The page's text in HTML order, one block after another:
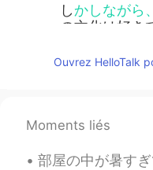
しかしながら
の文化は好き
母はほぼ50年
母は 約
間は日本に帰
たのです。
Ouvrez HelloTalk
Moments liés
部屋の中が暑すぎて目が覚めてしまった… 昨日、ハロートークで出会った韓国人と日本人